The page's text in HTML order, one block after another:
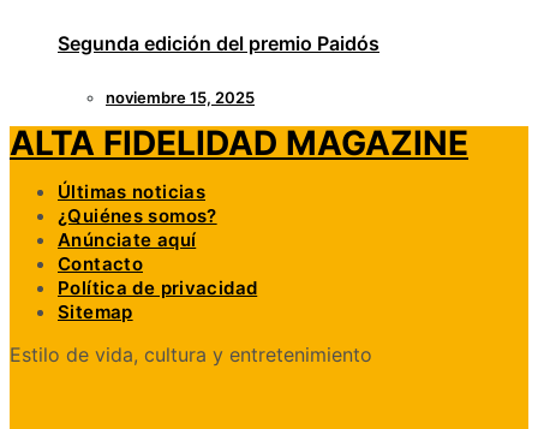
Segunda edición del premio Paidós
noviembre 15, 2025
ALTA FIDELIDAD MAGAZINE
Últimas noticias
¿Quiénes somos?
Anúnciate aquí
Contacto
Política de privacidad
Sitemap
Estilo de vida, cultura y entretenimiento